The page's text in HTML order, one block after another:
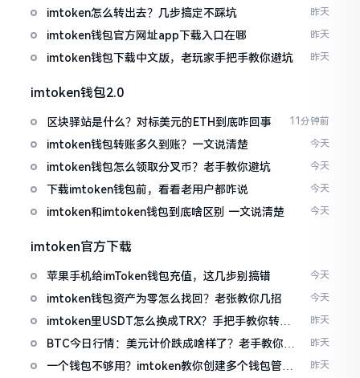
imtoken怎么转出去？几步搞定不踩坑 昨天
imtoken钱包官方网址app下载入口在哪 昨天
imtoken钱包下载中文版，老玩家手把手教你避坑 昨天
imtoken钱包2.0
区块驿站是什么？对标美元的ETH到底咋回事 11分钟前
imtoken钱包转账多久到账？一文说清楚 今天
imtoken钱包怎么领取分叉币？老手教你避坑 今天
下载imtoken钱包前，看看老用户都咋说 今天
imtoken和imtoken钱包到底啥区别 一文说清楚 今天
imtoken官方下载
苹果手机给imToken钱包充值，这几步别搞错 今天
imtoken钱包资产为零怎么找回？老张教你几招 今天
imtoken里USDT怎么换成TRX？手把手教你转成
波场币
昨天
BTC今日行情：美元计价跌成啥样了？老手教你咋
昨天
一个钱包不够用？imtoken教你创建多个钱包管理
昨天